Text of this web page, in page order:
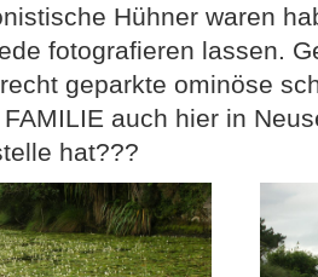
Hühner waren
fotografieren lassen.
geparkte ominöse
auch hier in
hat???